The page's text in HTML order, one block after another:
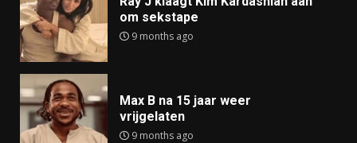
om sekstape
9 months ago
Max B na 15 jaar weer
vrijgelaten
9 months ago